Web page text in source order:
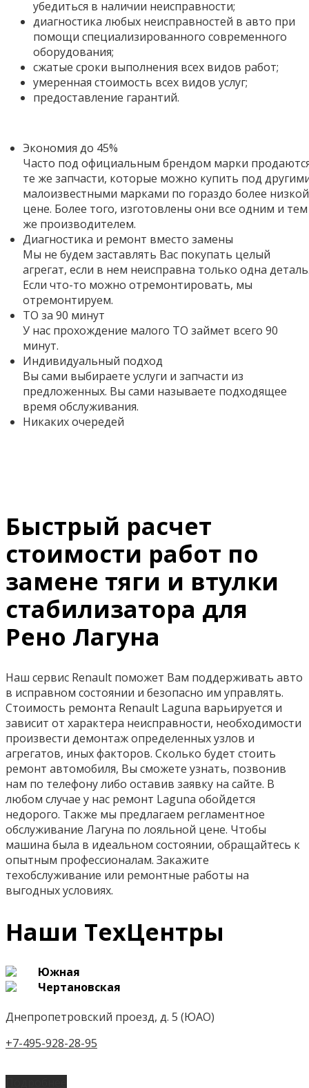
убедиться в наличии неисправности;
диагностика любых неисправностей в авто при
помощи специализированного современного
оборудования;
сжатые сроки выполнения всех видов работ;
умеренная стоимость всех видов услуг;
предоставление гарантий.
Экономия до 45%
Часто под официальным брендом марки
те же запчасти, которые можно купить под
малоизвестными марками по гораздо более низкой
цене. Более того, изготовлены они все одним и тем
же производителем.
Диагностика и ремонт вместо замены
Мы не будем заставлять Вас покупать целый
агрегат, если в нем неисправна только одна
Если что-то можно отремонтировать, мы
отремонтируем.
ТО за 90 минут
У нас прохождение малого ТО займет всего 90
минут.
Индивидуальный подход
Вы сами выбираете услуги и запчасти из
предложенных. Вы сами называете подходящее
время обслуживания.
Никаких очередей
Быстрый расчет
стоимости работ по
замене тяги и втулки
стабилизатора для
Рено Лагуна
Наш сервис Renault поможет Вам поддерживать авто
в исправном состоянии и безопасно им управлять.
Стоимость ремонта Renault Laguna варьируется и
зависит от характера неисправности, необходимости
произвести демонтаж определенных узлов и
агрегатов, иных факторов. Сколько будет стоить
ремонт автомобиля, Вы сможете узнать, позвонив
нам по телефону либо оставив заявку на сайте. В
любом случае у нас ремонт Laguna обойдется
недорого. Также мы предлагаем регламентное
обслуживание Лагуна по лояльной цене. Чтобы
машина была в идеальном состоянии, обращайтесь к
опытным профессионалам. Закажите
техобслуживание или ремонтные работы на
выгодных условиях.
Наши ТехЦентры
Южная
Чертановская
Днепропетровский проезд, д. 5 (ЮАО)
+7-495-928-28-95